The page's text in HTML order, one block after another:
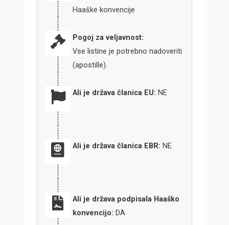
Haaške konvencije
Pogoj za veljavnost:
Vse listine je potrebno nadoveriti
(apostille).
Ali je država članica EU:NE
Ali je država članica EBR:NE
Ali je država podpisala Haaško
konvencijo:DA